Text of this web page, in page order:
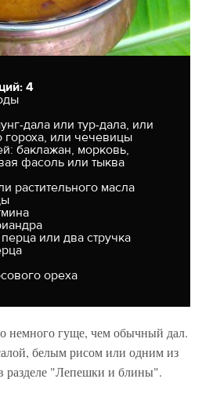
4
дала или тур-дала, или
или чечевицы
баклажан, морковь,
фасоль или тыква
растительного масла
или два стручка
ореха
немного гуще, чем обычный дал.
белым рисом или одним из
разделе "Лепешки и блины".